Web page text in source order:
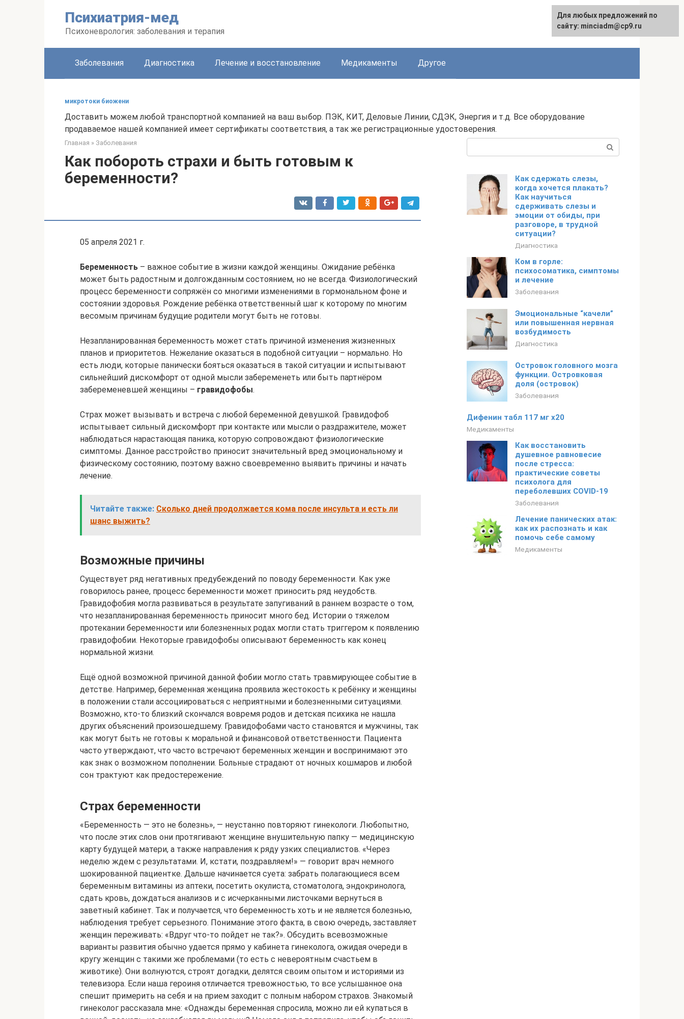
Психиатрия-мед
Психоневрология: заболевания и терапия
Заболевания Диагностика Лечение и восстановление Медикаменты Другое
микротоки биожени
Доставить можем любой транспортной компанией на ваш выбор. ПЭК, КИТ, Деловые Линии, СДЭК, Энергия и т.д. Все оборудование
продаваемое нашей компанией имеет сертификаты соответствия, а так же регистрационные удостоверения.
Главная » Заболевания
Как побороть страхи и быть готовым к
беременности?
05 апреля 2021 г.
Беременность – важное событие в жизни каждой женщины. Ожидание ребёнка
может быть радостным и долгожданным состоянием, но не всегда. Физиологический
процесс беременности сопряжён со многими изменениями в гормональном фоне и
состоянии здоровья. Рождение ребёнка ответственный шаг к которому по многим
весомым причинам будущие родители могут быть не готовы.
Незапланированная беременность может стать причиной изменения жизненных
планов и приоритетов. Нежелание оказаться в подобной ситуации – нормально. Но
есть люди, которые панически бояться оказаться в такой ситуации и испытывают
сильнейший дискомфорт от одной мысли забеременеть или быть партнёром
забеременевшей женщины – гравидофобы.
Страх может вызывать и встреча с любой беременной девушкой. Гравидофоб
испытывает сильный дискомфорт при контакте или мысли о раздражителе, может
наблюдаться нарастающая паника, которую сопровождают физиологические
симптомы. Данное расстройство приносит значительный вред эмоциональному и
физическому состоянию, поэтому важно своевременно выявить причины и начать
лечение.
Читайте также: Сколько дней продолжается кома после инсульта и есть ли
шанс выжить?
Возможные причины
Существует ряд негативных предубеждений по поводу беременности. Как уже
говорилось ранее, процесс беременности может приносить ряд неудобств.
Гравидофобия могла развиваться в результате запугиваний в раннем возрасте о том,
что незапланированная беременность приносит много бед. Истории о тяжелом
протекании беременности или болезненных родах могли стать триггером к появлению
гравидофобии. Некоторые гравидофобы описывают беременность как конец
нормальной жизни.
Ещё одной возможной причиной данной фобии могло стать травмирующее событие в
детстве. Например, беременная женщина проявила жестокость к ребёнку и женщины
в положении стали ассоциироваться с неприятными и болезненными ситуациями.
Возможно, кто-то близкий скончался вовремя родов и детская психика не нашла
других объяснений произошедшему. Гравидофобами часто становятся и мужчины, так
как могут быть не готовы к моральной и финансовой ответственности. Пациента
часто утверждают, что часто встречают беременных женщин и воспринимают это
как знак о возможном пополнении. Больные страдают от ночных кошмаров и любой
сон трактуют как предостережение.
Страх беременности
«Беременность — это не болезнь», — неустанно повторяют гинекологи. Любопытно,
что после этих слов они протягивают женщине внушительную папку — медицинскую
карту будущей матери, а также направления к ряду узких специалистов. «Через
неделю ждем с результатами. И, кстати, поздравляем!» — говорит врач немного
шокированной пациентке. Дальше начинается суета: забрать полагающиеся всем
беременным витамины из аптеки, посетить окулиста, стоматолога, эндокринолога,
сдать кровь, дождаться анализов и с исчерканными листочками вернуться в
заветный кабинет. Так и получается, что беременность хоть и не является болезнью,
наблюдения требует серьезного. Понимание этого факта, в свою очередь, заставляет
женщин переживать: «Вдруг что-то пойдет не так?». Обсудить всевозможные
варианты развития обычно удается прямо у кабинета гинеколога, ожидая очереди в
кругу женщин с такими же проблемами (то есть с невероятным счастьем в
животике). Они волнуются, строят догадки, делятся своим опытом и историями из
телевизора. Если наша героиня отличается тревожностью, то все услышанное она
спешит примерить на себя и на прием заходит с полным набором страхов. Знакомый
гинеколог рассказала мне: «Однажды беременная спросила, можно ли ей купаться в
Как сдержать слезы,
когда хочется плакать?
Как научиться
сдерживать слезы и
эмоции от обиды, при
разговоре, в трудной
ситуации?
Диагностика
Ком в горле:
психосоматика, симптомы
и лечение
Заболевания
Эмоциональные “качели”
или повышенная нервная
возбудимость
Диагностика
Островок головного мозга
функции. Островковая
доля (островок)
Заболевания
Дифенин табл 117 мг x20
Медикаменты
Как восстановить
душевное равновесие
после стресса:
практические советы
психолога для
переболевших COVID-19
Заболевания
Лечение панических атак:
как их распознать и как
помочь себе самому
Медикаменты
Для любых предложений по
сайту: minciadm@cp9.ru